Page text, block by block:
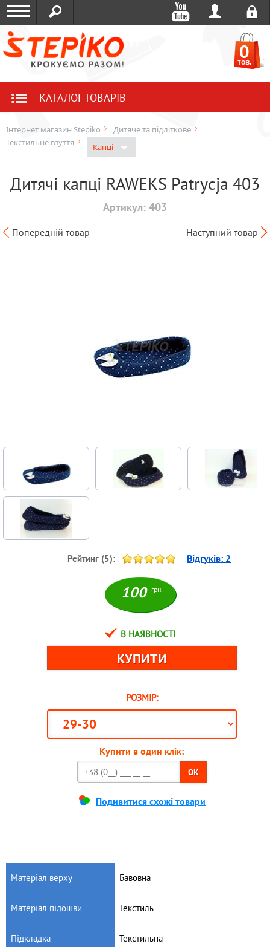
0
тов.
КАТАЛОГ ТОВАРІВ
Інтернет магазин Stepiko
Дитяче та підліткове
Текстильне взуття
Капці
Дитячі капці RAWEKS Patrycja 403
Артикул: 403
Попередній товар Наступний товар
Рейтинг (5): Відгуків: 2
100 грн.
В НАЯВНОСТІ
РОЗМІР:
Купити в один клік:
OK
Подивитися схожі товари
Матеріал верху Бавовна
Матеріал підошви Текстиль
Підкладка Текстильна